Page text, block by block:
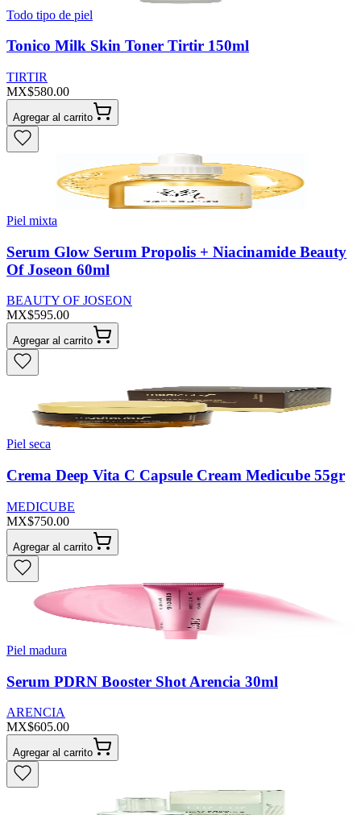
Todo tipo de piel
Tonico Milk Skin Toner Tirtir 150ml
TIRTIR
MX$580.00
Agregar al carrito
Piel mixta
Serum Glow Serum Propolis + Niacinamide Beauty
Of Joseon 60ml
BEAUTY OF JOSEON
MX$595.00
Agregar al carrito
Piel seca
Crema Deep Vita C Capsule Cream Medicube 55gr
MEDICUBE
MX$750.00
Agregar al carrito
Piel madura
Serum PDRN Booster Shot Arencia 30ml
ARENCIA
MX$605.00
Agregar al carrito